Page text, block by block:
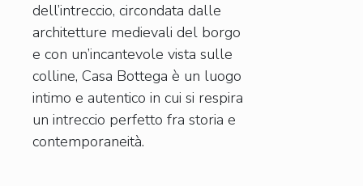
dell’intreccio, circondata dalle
architetture medievali del borgo
e con un’incantevole vista sulle
colline, Casa Bottega è un luogo
intimo e autentico in cui si respira
un intreccio perfetto fra storia e
contemporaneità.